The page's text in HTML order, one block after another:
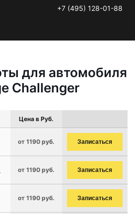
+7 (495) 128-01-88
для автомобиля
Challenger
Цена в Руб.
от 1190 руб. Записаться
от 1190 руб. Записаться
от 1190 руб. Записаться